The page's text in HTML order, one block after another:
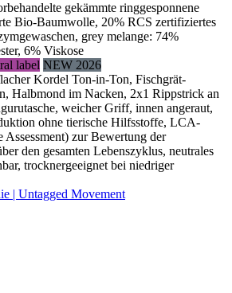
gekämmte ringgesponnene
Bio-Baumwolle, 20% RCS zertifiziertes
grey melange: 74%
6% Viskose
label NEW 2026
Kordel Ton-in-Ton, Fischgrät-
Halbmond im Nacken, 2x1 Rippstrick an
weicher Griff, innen angeraut,
ohne tierische Hilfsstoffe, LCA-
zur Bewertung der
den gesamten Lebenszyklus, neutrales
trocknergeeignet bei niedriger
| Untagged Movement